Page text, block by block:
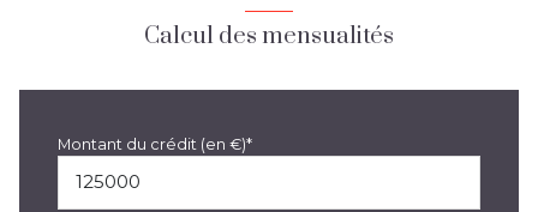
Calcul des mensualités
Montant du crédit (en €)*